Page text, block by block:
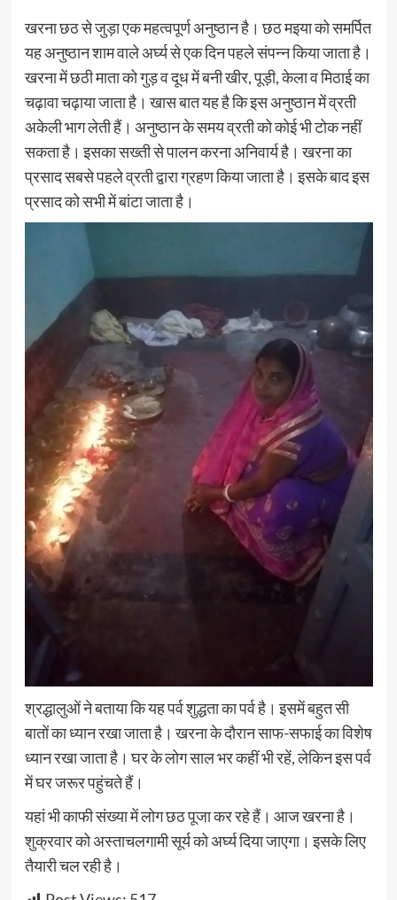
खरना छठ से जुड़ा एक महत्वपूर्ण अनुष्ठान है। छठ मइया को समर्पित
यह अनुष्ठान शाम वाले अ‌र्घ्य से एक दिन पहले संपन्न किया जाता है।
खरना में छठी माता को गुड़ व दूध में बनी खीर, पूड़ी, केला व मिठाई का
चढ़ावा चढ़ाया जाता है। खास बात यह है कि इस अनुष्ठान में व्रती
अकेली भाग लेती हैं। अनुष्ठान के समय व्रती को कोई भी टोक नहीं
सकता है। इसका सख्ती से पालन करना अनिवार्य है। खरना का
प्रसाद सबसे पहले व्रती द्वारा ग्रहण किया जाता है। इसके बाद इस
प्रसाद को सभी में बांटा जाता है।
श्रद्धालुओं ने बताया कि यह पर्व शुद्धता का पर्व है। इसमें बहुत सी
बातों का ध्यान रखा जाता है। खरना के दौरान साफ-सफाई का विशेष
ध्यान रखा जाता है। घर के लोग साल भर कहीं भी रहें, लेकिन इस पर्व
में घर जरूर पहुंचते हैं।
यहां भी काफी संख्या में लोग छठ पूजा कर रहे हैं। आज खरना है।
शुक्रवार को अस्ताचलगामी सूर्य को अ‌र्घ्य दिया जाएगा। इसके लिए
तैयारी चल रही है।